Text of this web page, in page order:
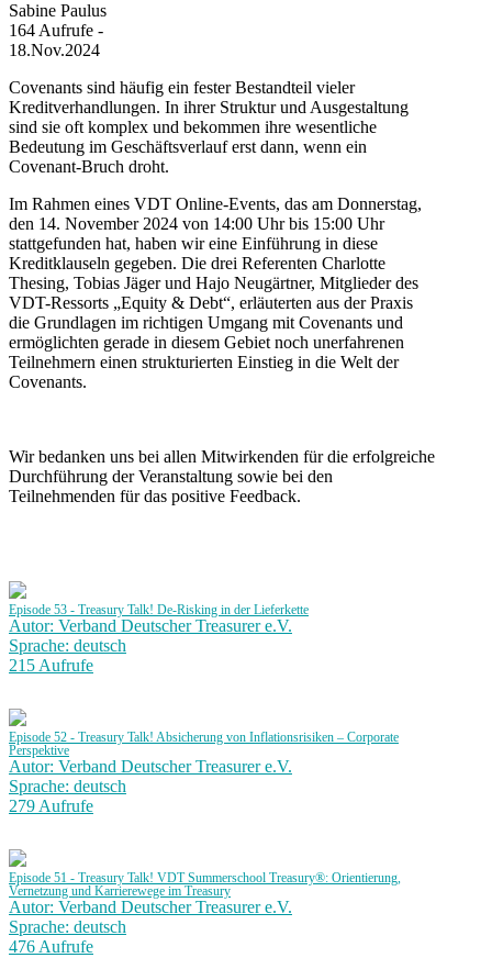
Sabine Paulus
164 Aufrufe -
18.Nov.2024
Covenants sind häufig ein fester Bestandteil vieler
Kreditverhandlungen. In ihrer Struktur und Ausgestaltung
sind sie oft komplex und bekommen ihre wesentliche
Bedeutung im Geschäftsverlauf erst dann, wenn ein
Covenant-Bruch droht.
Im Rahmen eines VDT Online-Events, das am Donnerstag,
den 14. November 2024 von 14:00 Uhr bis 15:00 Uhr
stattgefunden hat, haben wir eine Einführung in diese
Kreditklauseln gegeben. Die drei Referenten Charlotte
Thesing, Tobias Jäger und Hajo Neugärtner, Mitglieder des
VDT-Ressorts „Equity & Debt“, erläuterten aus der Praxis
die Grundlagen im richtigen Umgang mit Covenants und
ermöglichten gerade in diesem Gebiet noch unerfahrenen
Teilnehmern einen strukturierten Einstieg in die Welt der
Covenants.
Wir bedanken uns bei allen Mitwirkenden für die erfolgreiche
Durchführung der Veranstaltung sowie bei den
Teilnehmenden für das positive Feedback.
Episode 53 - Treasury Talk! De-Risking in der Lieferkette
Autor: Verband Deutscher Treasurer e.V.
Sprache: deutsch
215 Aufrufe
Episode 52 - Treasury Talk! Absicherung von Inflationsrisiken – Corporate
Perspektive
Autor: Verband Deutscher Treasurer e.V.
Sprache: deutsch
279 Aufrufe
Episode 51 - Treasury Talk! VDT Summerschool Treasury®: Orientierung,
Vernetzung und Karrierewege im Treasury
Autor: Verband Deutscher Treasurer e.V.
Sprache: deutsch
476 Aufrufe